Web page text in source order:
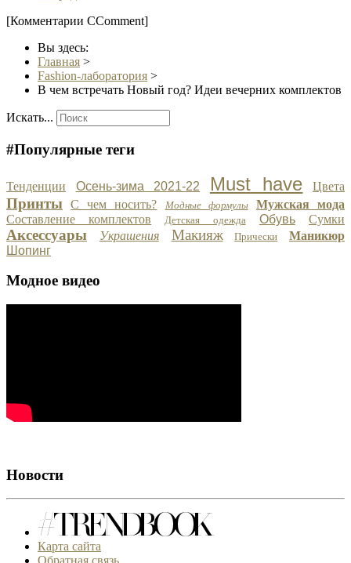
[Комментарии CComment]
Вы здесь:
Главная >
Fashion-лаборатория >
В чем встречать Новый год? Идеи вечерних комплектов
Искать...
#Популярные теги
Тенденции Осень-зима 2021-22 Must have Цвета
Принты С чем носить? Модные формулы
Мужская мода
Составление комплектов
Детская одежда Обувь Сумки
Аксессуары Украшения Макияж Прически
Маникюр
Шопинг
Модное видео
Новости
Карта сайта